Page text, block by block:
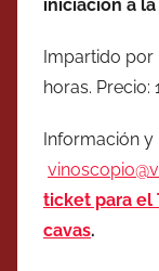
iniciación a
Impartido por
horas. Precio:
Información y
ticket para el
cavas.